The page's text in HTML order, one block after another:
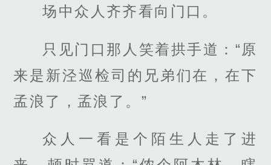
场中众人齐齐看向门口。
只见门口那人笑着拱手道：“原
来是新泾巡检司的兄弟们在，在下
孟浪了，孟浪了。”
众人一看是个陌生人走了进